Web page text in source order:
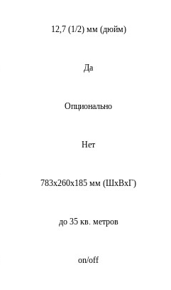
12,7 (1/2) мм (дюйм)
Да
Опционально
Нет
783х260х185 мм (ШхВхГ)
до 35 кв. метров
on/off